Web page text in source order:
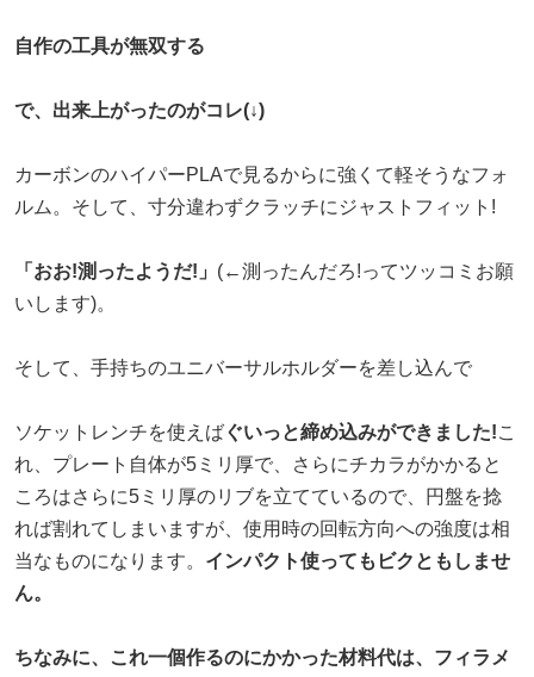
自作の工具が無双する
で、出来上がったのがコレ(↓)
カーボンのハイパーPLAで見るからに強くて軽そうなフォ
ルム。そして、寸分違わずクラッチにジャストフィット!
「おお!測ったようだ!」 (←測ったんだろ!ってツッコミお願
いします)。
そして、手持ちのユニバーサルホルダーを差し込んで
ソケットレンチを使えばぐいっと締め込みができました!こ
れ、プレート自体が5ミリ厚で、さらにチカラがかかると
ころはさらに5ミリ厚のリブを立てているので、円盤を捻
れば割れてしまいますが、使用時の回転方向への強度は相
当なものになります。 インパクト使ってもビクともしませ
ん。
ちなみに、これ一個作るのにかかった材料代は、フィラメ